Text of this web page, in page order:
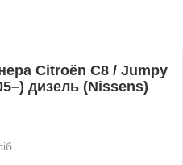
Citroën C8 / Jumpy
дизель (Nissens)